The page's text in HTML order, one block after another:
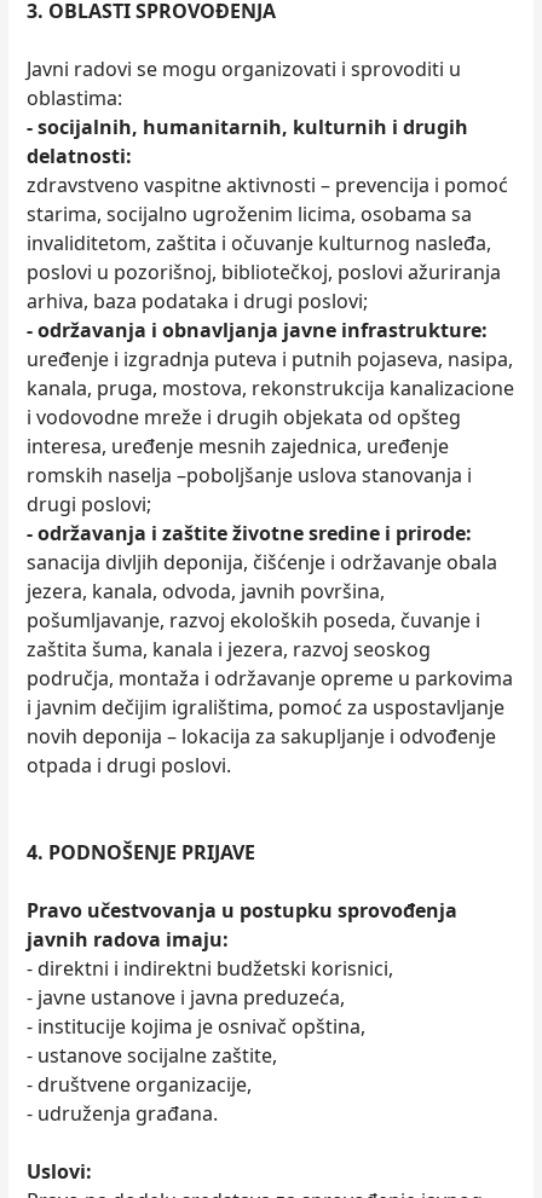
3. OBLASTI SPROVOĐENJA
Javni radovi se mogu organizovati i sprovoditi u
oblastima:
- socijalnih, humanitarnih, kulturnih i drugih
delatnosti:
zdravstveno vaspitne aktivnosti – prevencija i pomoć
starima, socijalno ugroženim licima, osobama sa
invaliditetom, zaštita i očuvanje kulturnog nasleđa,
poslovi u pozorišnoj, bibliotečkoj, poslovi ažuriranja
arhiva, baza podataka i drugi poslovi;
- održavanja i obnavljanja javne infrastrukture:
uređenje i izgradnja puteva i putnih pojaseva, nasipa,
kanala, pruga, mostova, rekonstrukcija kanalizacione
i vodovodne mreže i drugih objekata od opšteg
interesa, uređenje mesnih zajednica, uređenje
romskih naselja –poboljšanje uslova stanovanja i
drugi poslovi;
- održavanja i zaštite životne sredine i prirode:
sanacija divljih deponija, čišćenje i održavanje obala
jezera, kanala, odvoda, javnih površina,
pošumljavanje, razvoj ekoloških poseda, čuvanje i
zaštita šuma, kanala i jezera, razvoj seoskog
područja, montaža i održavanje opreme u parkovima
i javnim dečijim igralištima, pomoć za uspostavljanje
novih deponija – lokacija za sakupljanje i odvođenje
otpada i drugi poslovi.
4. PODNOŠENJE PRIJAVE
Pravo učestvovanja u postupku sprovođenja
javnih radova imaju:
- direktni i indirektni budžetski korisnici,
- javne ustanove i javna preduzeća,
- institucije kojima je osnivač opština,
- ustanove socijalne zaštite,
- društvene organizacije,
- udruženja građana.
Uslovi: